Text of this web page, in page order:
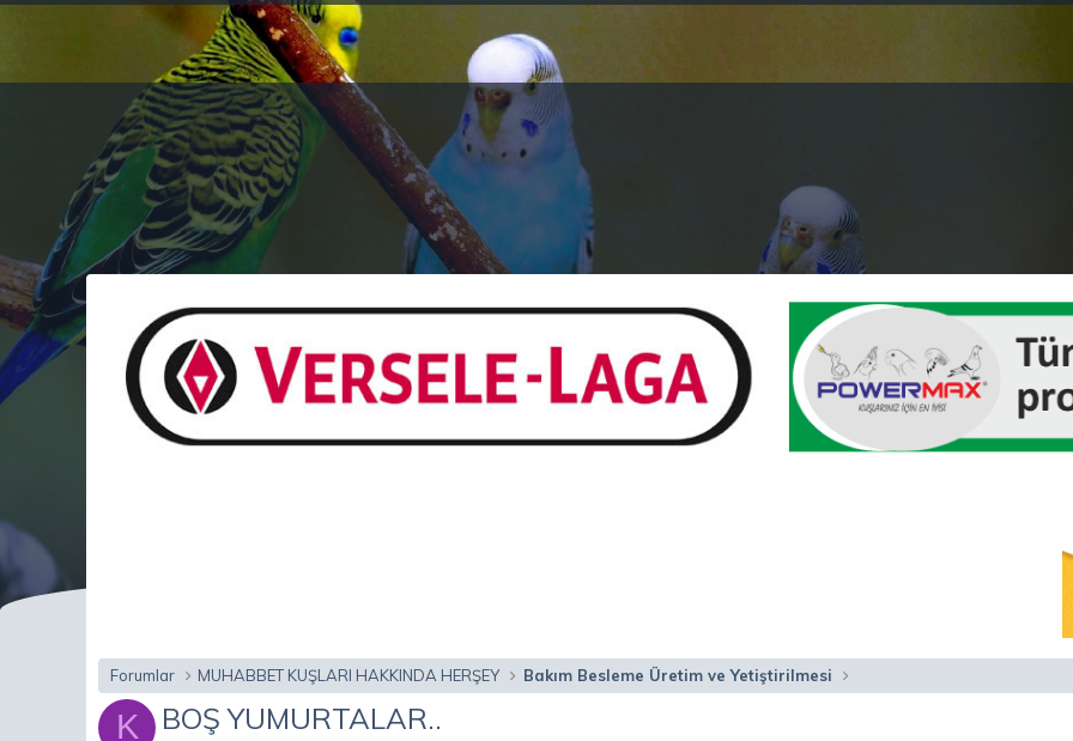
Forumlar MUHABBET KUŞLARI HAKKINDA HERŞEY Bakım Besleme Üretim ve Yetiştirilmesi
K BOŞ YUMURTALAR..